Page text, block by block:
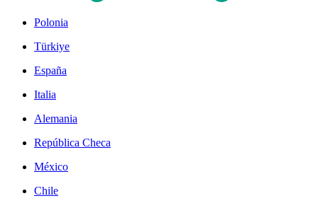
Polonia
Türkiye
España
Italia
Alemania
República Checa
México
Chile